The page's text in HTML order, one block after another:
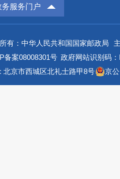
服务门户
有：中华人民共和国国家邮政局
备案08008301号 政府网站识别码
北京市西城区北礼士路甲8号
京